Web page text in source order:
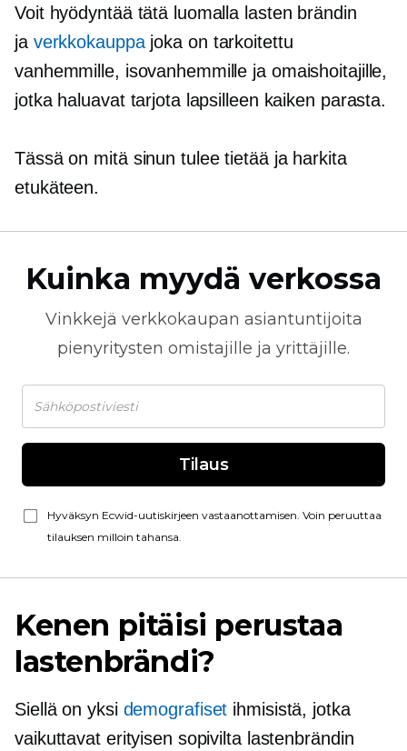
Voit hyödyntää tätä luomalla lasten brändin
ja verkkokauppajoka on tarkoitettu
vanhemmille, isovanhemmille ja omaishoitajille,
jotka haluavat tarjota lapsilleen kaiken parasta.
Tässä on mitä sinun tulee tietää ja harkita
etukäteen.
Kuinka myydä verkossa
Vinkkejä verkkokaupan asiantuntijoita
pienyritysten omistajille ja yrittäjille.
Tilaus
Hyväksyn Ecwid-uutiskirjeen vastaanottamisen. Voin peruuttaa
tilauksen milloin tahansa.
Kenen pitäisi perustaa
lastenbrändi?
Siellä on yksi demografiset ihmisistä, jotka
vaikuttavat erityisen sopivilta lastenbrändin